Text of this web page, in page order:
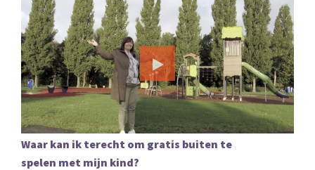
Waar kan ik terecht om gratis buiten te
spelen met mijn kind?